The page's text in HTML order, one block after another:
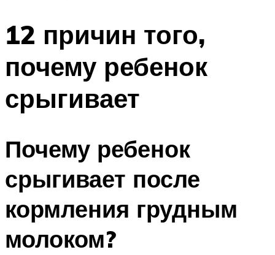
12 причин того,
почему ребенок
срыгивает
Почему ребенок
срыгивает после
кормления грудным
молоком?